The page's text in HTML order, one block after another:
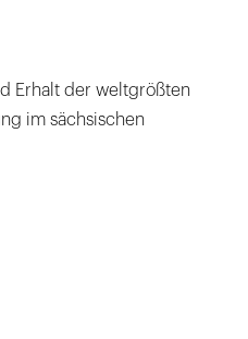
Erhalt der weltgrößten
im sächsischen